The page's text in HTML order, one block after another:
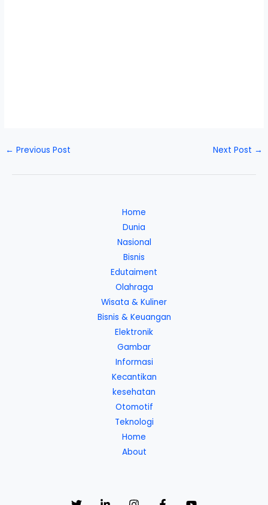
← Previous Post Next Post →
Home
Dunia
Nasional
Bisnis
Edutaiment
Olahraga
Wisata & Kuliner
Bisnis & Keuangan
Elektronik
Gambar
Informasi
Kecantikan
kesehatan
Otomotif
Teknologi
Home
About